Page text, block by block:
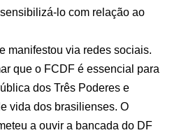
lo com relação ao
manifestou via redes sociais.
que o FCDF é essencial para
dos Três Poderes e
vida dos brasilienses. O
a ouvir a bancada do DF